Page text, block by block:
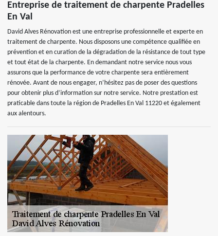
Entreprise de traitement de charpente Pradelles
En Val
David Alves Rénovation est une entreprise professionnelle et experte en
traitement de charpente. Nous disposons une compétence qualifiée en
prévention et en curation de la dégradation de la résistance de tout type
et tout état de la charpente. En demandant notre service nous vous
assurons que la performance de votre charpente sera entièrement
rénovée. Avant de nous engager, n’hésitez pas de poser des questions
pour obtenir plus d’information sur notre service. Notre prestation est
praticable dans toute la région de Pradelles En Val 11220 et également
aux alentours.